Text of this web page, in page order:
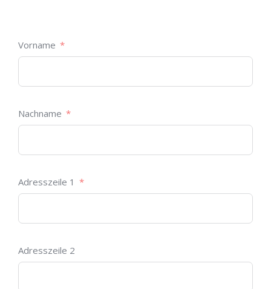
Vorname
Nachname
Adresszeile 1
Adresszeile 2